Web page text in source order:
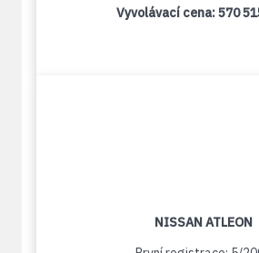
Vyvolávací cena:570
NISSAN ATLEON